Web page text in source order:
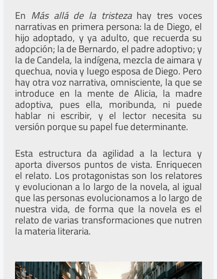
En Más allá de la tristezahay tres voces
narrativas en primera persona: la de Diego, el
hijo adoptado, y ya adulto, que recuerda su
adopción; la de Bernardo, el padre adoptivo; y
la de Candela, la indígena, mezcla de aimara y
quechua, novia y luego esposa de Diego. Pero
hay otra voz narrativa, omnisciente, la que se
introduce en la mente de Alicia, la madre
adoptiva, pues ella, moribunda, ni puede
hablar ni escribir, y el lector necesita su
versión porque su papel fue determinante.
Esta estructura da agilidad a la lectura y
aporta diversos puntos de vista. Enriquecen
el relato. Los protagonistas son los relatores
y evolucionan a lo largo de la novela, al igual
que las personas evolucionamos a lo largo de
nuestra vida, de forma que la novela es el
relato de varias transformaciones que nutren
la materia literaria.